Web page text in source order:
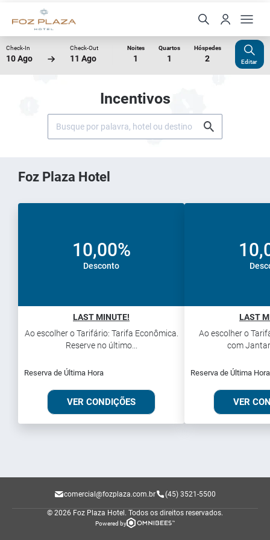
Check-In
10 Ago
Check-Out
11 Ago
Noites
1
Quartos
1
Hóspedes
2 Editar
Incentivos
Foz Plaza Hotel
10,00%
Desconto
LAST MINUTE!
Ao escolher o Tarifário: Tarifa Econômica.
Reserve no último...
Reserva de Última Hora
VER CONDIÇÕES
LAST
Ao escolher o
com
Reserva de Última Hora
VER
comercial@fozplaza.com.br (45) 3521-5500
© 2026 Foz Plaza Hotel. Todos os direitos reservados.
Powered by